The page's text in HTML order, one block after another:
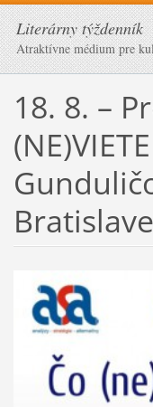
Literárny týždenník
Atraktívne médium pre
18. 8. –
Bratislave